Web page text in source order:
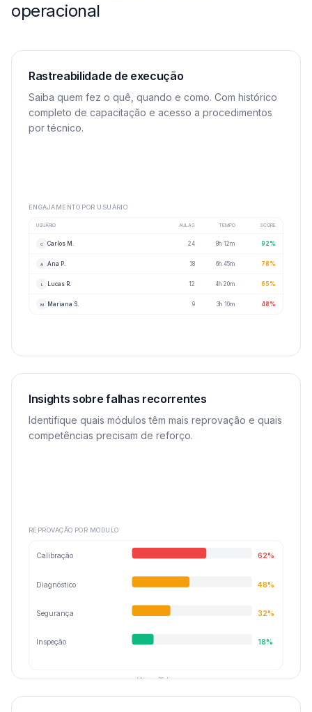
operacional
Rastreabilidade de execução
Saiba quem fez o quê, quando e como. Com histórico
completo de capacitação e acesso a procedimentos
por técnico.
ENGAJAMENTO POR USUÁRIO
USUÁRIO AULAS TEMPO SCORE
C Carlos M. 24 8h 12m 92%
A Ana P. 18 6h 45m 78%
L Lucas R. 12 4h 20m 65%
M Mariana S. 9 3h 10m 48%
Insights sobre falhas recorrentes
Identifique quais módulos têm mais reprovação e quais
competências precisam de reforço.
REPROVAÇÃO POR MÓDULO
Calibração 62%
Diagnóstico 48%
Segurança 32%
Inspeção 18%
Últimos 30 dias